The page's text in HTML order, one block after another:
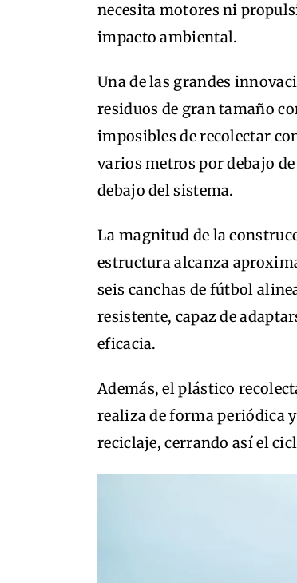
necesita motores ni
impacto ambiental.
Una de las grandes
residuos de gran tamaño
imposibles de recolectar
varios metros por debajo
debajo del sistema.
La magnitud de la
estructura alcanza
seis canchas de fútbol
resistente, capaz de
eficacia.
Además, el plástico
realiza de forma periódica
reciclaje, cerrando así el